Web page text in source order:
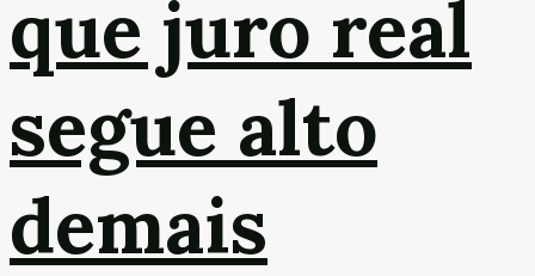
que juro real
segue alto
demais